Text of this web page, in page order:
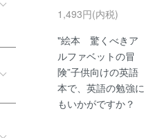
1,493円(内税)
"絵本 驚くべきア
ルファベットの冒
険”子供向けの英語
本で、英語の勉強に
もいかがですか？